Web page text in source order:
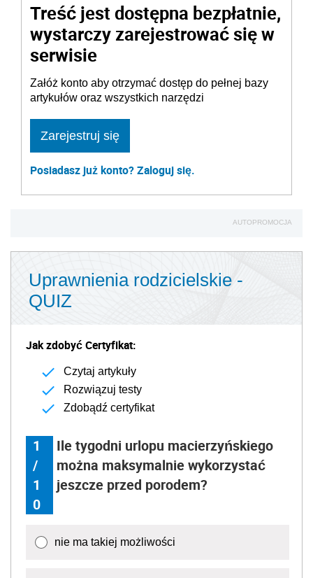
Treść jest dostępna bezpłatnie,
wystarczy zarejestrować się w
serwisie
Załóż konto aby otrzymać dostęp do pełnej bazy
artykułów oraz wszystkich narzędzi
Zarejestruj się
Posiadasz już konto? Zaloguj się.
AUTOPROMOCJA
Uprawnienia rodzicielskie -
QUIZ
Jak zdobyć Certyfikat:
Czytaj artykuły
Rozwiązuj testy
Zdobądź certyfikat
1
/
1
0
Ile tygodni urlopu macierzyńskiego
można maksymalnie wykorzystać
jeszcze przed porodem?
nie ma takiej możliwości